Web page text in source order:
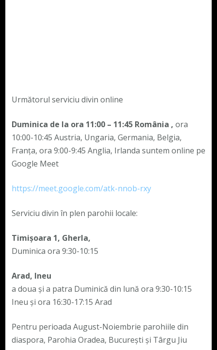
Următorul serviciu divin online
Duminica de la ora 11:00 – 11:45România , ora
10:00-10:45 Austria, Ungaria, Germania, Belgia,
Franța, ora 9:00-9:45 Anglia, Irlanda suntem online pe
Google Meet
https://meet.google.com/atk-nnob-rxy
Serviciu divin în plen parohii locale:
Timișoara 1, Gherla,
Duminica ora 9:30-10:15
Arad, Ineu
a doua și a patra Duminică din lună ora 9:30-10:15
Ineu și ora 16:30-17:15 Arad
Pentru perioada August-Noiembrie parohiile din
diaspora, Parohia Oradea, București și Târgu Jiu